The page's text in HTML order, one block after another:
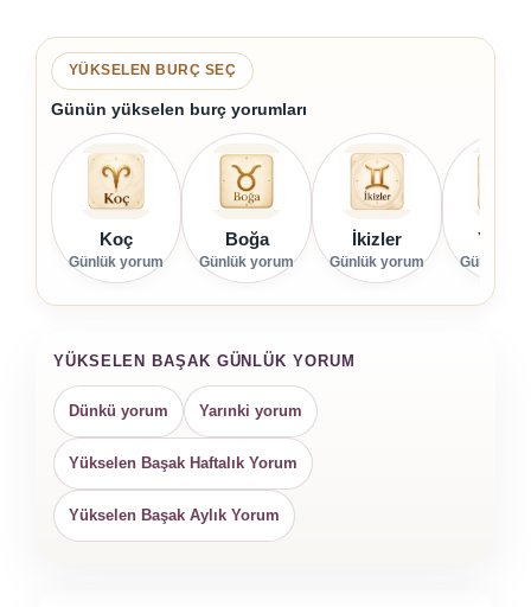
YÜKSELEN BURÇ SEÇ
Günün yükselen burç yorumları
Koç
Günlük yorum
Boğa
Günlük yorum
İkizler
Günlük yorum Günlük
YÜKSELEN BAŞAK GÜNLÜK YORUM
Dünkü yorum Yarınki yorum
Yükselen Başak Haftalık Yorum
Yükselen Başak Aylık Yorum